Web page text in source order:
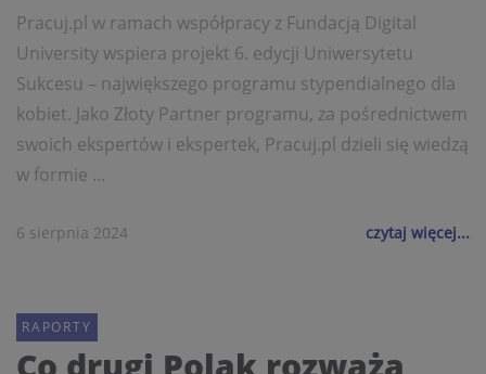
Pracuj.pl w ramach współpracy z Fundacją Digital
University wspiera projekt 6. edycji Uniwersytetu
Sukcesu – największego programu stypendialnego dla
kobiet. Jako Złoty Partner programu, za pośrednictwem
swoich ekspertów i ekspertek, Pracuj.pl dzieli się wiedzą
w formie ...
6 sierpnia 2024 czytaj więcej...
RAPORTY